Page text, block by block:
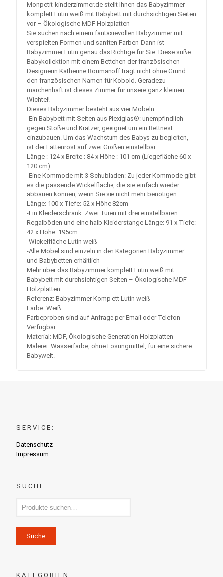
Monpetit-kinderzimmer.de stellt Ihnen das Babyzimmer
komplett Lutin weiß mit Babybett mit durchsichtigen Seiten
vor – Ökologische MDF Holzplatten
Sie suchen nach einem fantasievollen Babyzimmer mit
verspielten Formen und sanften Farben-Dann ist
Babyzimmer Lutin genau das Richtige für Sie. Diese süße
Babykollektion mit einem Bettchen der französischen
Designerin Katherine Roumanoff trägt nicht ohne Grund
den französischen Namen für Kobold. Geradezu
märchenhaft ist dieses Zimmer für unsere ganz kleinen
Wichtel!
Dieses Babyzimmer besteht aus vier Möbeln:
-Ein Babybett mit Seiten aus Plexiglas®: unempfindlich
gegen Stöße und Kratzer, geeignet um ein Bettnest
einzubauen. Um das Wachstum des Babys zu begleiten,
ist der Lattenrost auf zwei Größen einstellbar.
Länge : 124 x Breite : 84 x Höhe : 101 cm (Liegefläche 60 x
120 cm)
-Eine Kommode mit 3 Schubladen: Zu jeder Kommode gibt
es die passende Wickelfläche, die sie einfach wieder
abbauen können, wenn Sie sie nicht mehr benötigen.
Länge: 100 x Tiefe: 52 x Höhe 82cm
-Ein Kleiderschrank: Zwei Türen mit drei einstellbaren
Regalböden und eine halb Kleiderstange Länge: 91 x Tiefe:
42 x Höhe: 195cm
-Wickelfläche Lutin weiß
-Alle Möbel sind einzeln in den Kategorien Babyzimmer
und Babybetten erhältlich
Mehr über das Babyzimmer komplett Lutin weiß mit
Babybett mit durchsichtigen Seiten – Ökologische MDF
Holzplatten
Referenz: Babyzimmer Komplett Lutin weiß
Farbe: Weiß
Farbeproben sind auf Anfrage per Email oder Telefon
Verfügbar.
Material: MDF, Ökologische Generation Holzplatten
Malerei: Wasserfarbe, ohne Lösungmittel, für eine sichere
Babywelt.
SERVICE:
Datenschutz
Impressum
SUCHE:
Suche
KATEGORIEN: